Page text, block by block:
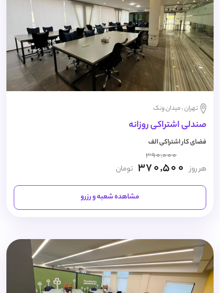
تهران ، میدان ونک
صندلی اشتراکی روزانه
فضای کار اشتراکی الف
هر روز
390,000
370,500 تومان
مشاهده شعبه و رزرو